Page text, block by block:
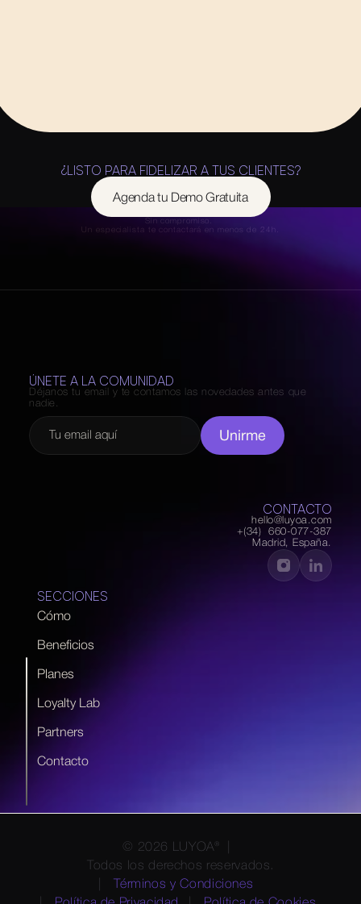
¿LISTO PARA FIDELIZAR A TUS CLIENTES?
Agenda tu Demo Gratuita
Sin compromiso.
Un especialista te contactará en menos de 24h.
ÚNETE A LA COMUNIDAD
Déjanos tu email y te contamos las novedades antes que
nadie.
Unirme
CONTACTO
hello@luyoa.com
+(34)  660-077-387
Madrid, España.
SECCIONES
Cómo
Beneficios
Planes
Loyalty Lab
Partners
Contacto
© 2026 LUYOA®  |
Todos los derechos reservados.
Términos y Condiciones